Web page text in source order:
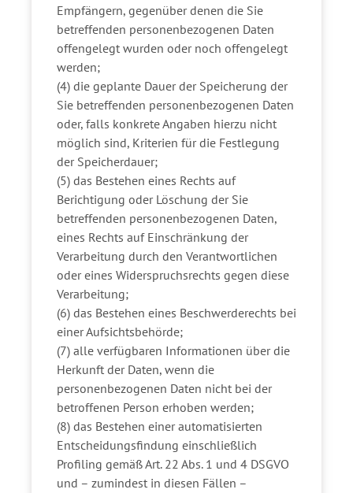
Empfängern, gegenüber denen die Sie
betreffenden personenbezogenen Daten
offengelegt wurden oder noch offengelegt
werden;
(4) die geplante Dauer der Speicherung der
Sie betreffenden personenbezogenen Daten
oder, falls konkrete Angaben hierzu nicht
möglich sind, Kriterien für die Festlegung
der Speicherdauer;
(5) das Bestehen eines Rechts auf
Berichtigung oder Löschung der Sie
betreffenden personenbezogenen Daten,
eines Rechts auf Einschränkung der
Verarbeitung durch den Verantwortlichen
oder eines Widerspruchsrechts gegen diese
Verarbeitung;
(6) das Bestehen eines Beschwerderechts bei
einer Aufsichtsbehörde;
(7) alle verfügbaren Informationen über die
Herkunft der Daten, wenn die
personenbezogenen Daten nicht bei der
betroffenen Person erhoben werden;
(8) das Bestehen einer automatisierten
Entscheidungsfindung einschließlich
Profiling gemäß Art. 22 Abs. 1 und 4 DSGVO
und – zumindest in diesen Fällen –